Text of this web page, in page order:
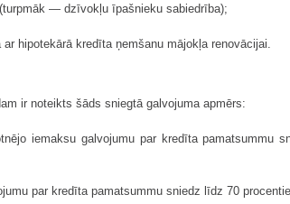
— dzīvokļu īpašnieku sabiedrība);
hipotekārā kredīta ņemšanu mājokļa renovācijai.
ir noteikts šāds sniegtā galvojuma apmērs:
iemaksu galvojumu par kredīta pamatsummu
par kredīta pamatsummu sniedz līdz 70